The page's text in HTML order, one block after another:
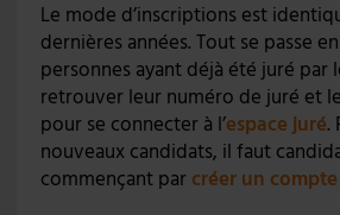
Le mode d’inscriptions est
dernières années. Tout se passe
personnes ayant déjà été juré par
retrouver leur numéro de juré et
pour se connecter à l’espace juré.
nouveaux candidats, il faut
commençant par créer un